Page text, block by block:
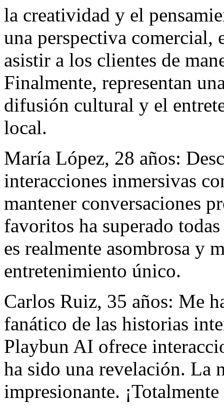
la creatividad y el
una perspectiva comercial,
asistir a los clientes de
Finalmente, representan
difusión cultural y el
local.
María López, 28 años:
interacciones inmersivas
mantener conversaciones
favoritos ha superado
es realmente asombrosa y
entretenimiento único.
Carlos Ruiz, 35 años: Me
fanático de las historias
Playbun AI ofrece
ha sido una revelación. La
impresionante.